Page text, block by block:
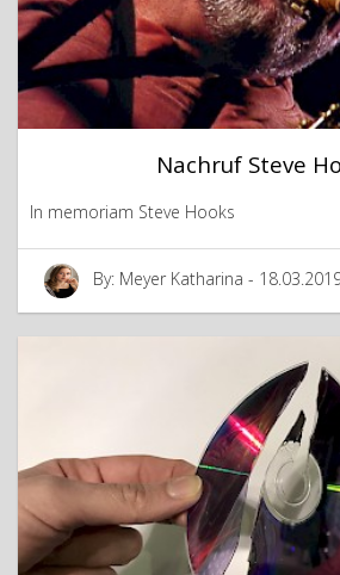
Nachruf Steve
In memoriam Steve Hooks
By: Meyer Katharina -